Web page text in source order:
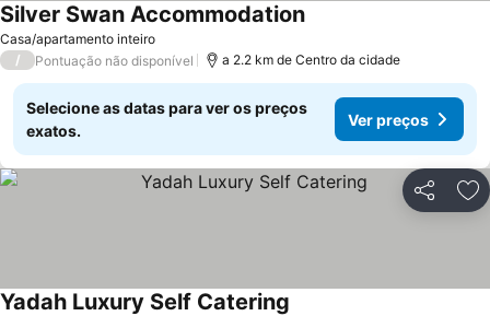
Casa/apartamento inteiro
Silver Swan Accommodation
/ Pontuação não disponível a 2.2 km de Centro da cidade
Selecione as datas para ver os preços
exatos.
Ver preços
Partilhar
Yadah Luxury Self Catering